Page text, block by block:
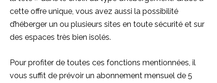
cette offre unique, vous avez aussi la possibilité
d’héberger un ou plusieurs sites en toute sécurité et sur
des espaces très bien isolés.
Pour profiter de toutes ces fonctions mentionnées, il
vous suffit de prévoir un abonnement mensuel de 5